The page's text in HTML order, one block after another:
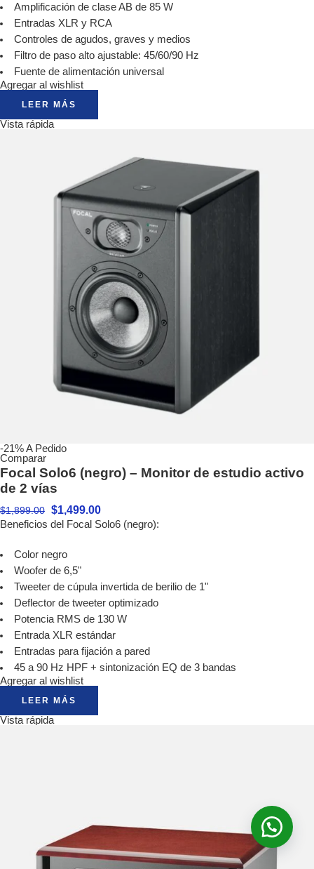
Amplificación de clase AB de 85 W
Entradas XLR y RCA
Controles de agudos, graves y medios
Filtro de paso alto ajustable: 45/60/90 Hz
Fuente de alimentación universal
Agregar al wishlist
LEER MÁS
Vista rápida
-21%A Pedido
Comparar
Focal Solo6 (negro) – Monitor de estudio activo
de 2 vías
$1,899.00 $1,499.00
Beneficios del Focal Solo6 (negro):
Color negro
Woofer de 6,5"
Tweeter de cúpula invertida de berilio de 1"
Deflector de tweeter optimizado
Potencia RMS de 130 W
Entrada XLR estándar
Entradas para fijación a pared
45 a 90 Hz HPF + sintonización EQ de 3 bandas
Agregar al wishlist
LEER MÁS
Vista rápida